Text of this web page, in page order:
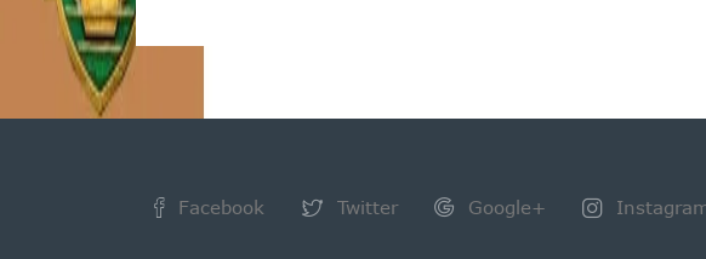
Facebook Twitter Google+